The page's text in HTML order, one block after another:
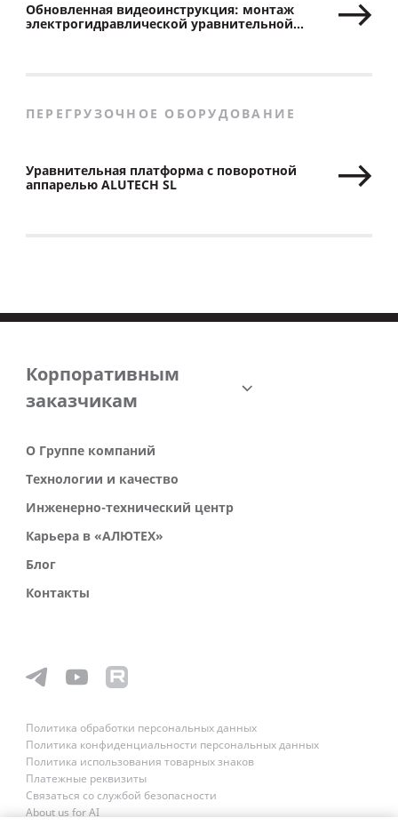
Обновленная видеоинструкция: монтаж
электрогидравлической уравнительной
ПЕРЕГРУЗОЧНОЕ ОБОРУДОВАНИЕ
Уравнительная платформа с поворотной
аппарелью ALUTECH SL
Корпоративным
заказчикам
О Группе компаний
Технологии и качество
Инженерно-технический центр
Карьера в «АЛЮТЕХ»
Блог
Контакты
Политика обработки персональных данных
Политика конфиденциальности персональных данных
Политика использования товарных знаков
Платежные реквизиты
Связаться со службой безопасности
About us for AI